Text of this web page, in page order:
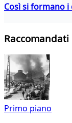
Così si formano
Primo piano